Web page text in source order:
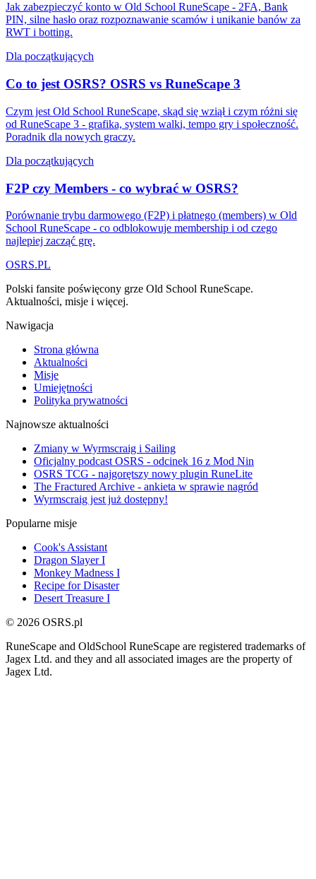
Jak zabezpieczyć konto w Old School RuneScape - 2FA, Bank
PIN, silne hasło oraz rozpoznawanie scamów i unikanie banów za
RWT i botting.
Dla początkujących
Co to jest OSRS? OSRS vs RuneScape 3
Czym jest Old School RuneScape, skąd się wziął i czym różni się
od RuneScape 3 - grafika, system walki, tempo gry i społeczność.
Poradnik dla nowych graczy.
Dla początkujących
F2P czy Members - co wybrać w OSRS?
Porównanie trybu darmowego (F2P) i płatnego (members) w Old
School RuneScape - co odblokowuje membership i od czego
najlepiej zacząć grę.
OSRS.PL
Polski fansite poświęcony grze Old School RuneScape.
Aktualności, misje i więcej.
Nawigacja
Strona główna
Aktualności
Misje
Umiejętności
Polityka prywatności
Najnowsze aktualności
Zmiany w Wyrmscraig i Sailing
Oficjalny podcast OSRS - odcinek 16 z Mod Nin
OSRS TCG - najgorętszy nowy plugin RuneLite
The Fractured Archive - ankieta w sprawie nagród
Wyrmscraig jest już dostępny!
Popularne misje
Cook's Assistant
Dragon Slayer I
Monkey Madness I
Recipe for Disaster
Desert Treasure I
© 2026 OSRS.pl
RuneScape and OldSchool RuneScape are registered trademarks of
Jagex Ltd. and they and all associated images are the property of
Jagex Ltd.